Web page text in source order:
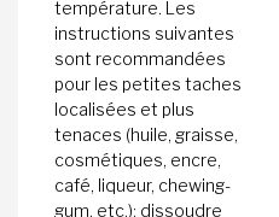
température. Les
instructions suivantes
sont recommandées
pour les petites taches
localisées et plus
tenaces (huile, graisse,
cosmétiques, encre,
café, liqueur, chewing-
gum, etc.): dissoudre